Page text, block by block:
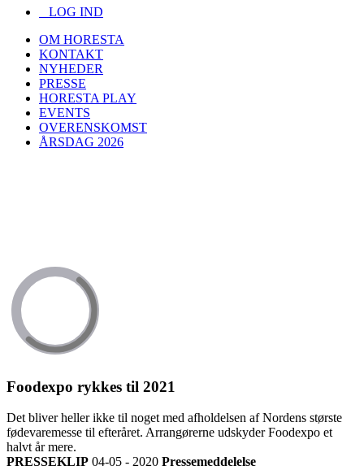
LOG IND
OM HORESTA
KONTAKT
NYHEDER
PRESSE
HORESTA PLAY
EVENTS
OVERENSKOMST
ÅRSDAG 2026
Foodexpo rykkes til 2021
Det bliver heller ikke til noget med afholdelsen af Nordens største
fødevaremesse til efteråret. Arrangørerne udskyder Foodexpo et
halvt år mere.
PRESSEKLIP 04-05 - 2020 Pressemeddelelse